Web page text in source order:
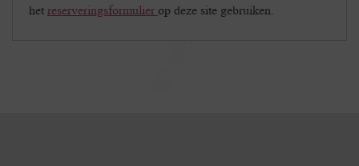
hetreserveringsformulier op deze site gebruiken.